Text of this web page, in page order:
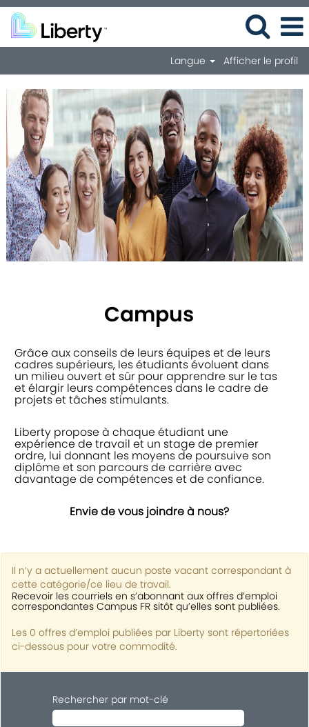
Langue Afficher le profil
Campus
Grâce aux conseils de leurs équipes et de leurs
cadres supérieurs, les étudiants évoluent dans
un milieu ouvert et sûr pour apprendre sur le tas
et élargir leurs compétences dans le cadre de
projets et tâches stimulants.
Liberty propose à chaque étudiant une
expérience de travail et un stage de premier
ordre, lui donnant les moyens de poursuive son
diplôme et son parcours de carrière avec
davantage de compétences et de confiance.
Envie de vous joindre à nous?​
Il n’y a actuellement aucun poste vacant correspondant à
cette catégorie/ce lieu de travail.
Recevoir les courriels en s’abonnant aux offres d’emploi
correspondantes Campus FR sitôt qu’elles sont publiées.
Les 0 offres d’emploi publiées par Liberty sont répertoriées
ci-dessous pour votre commodité.
Rechercher par mot-clé